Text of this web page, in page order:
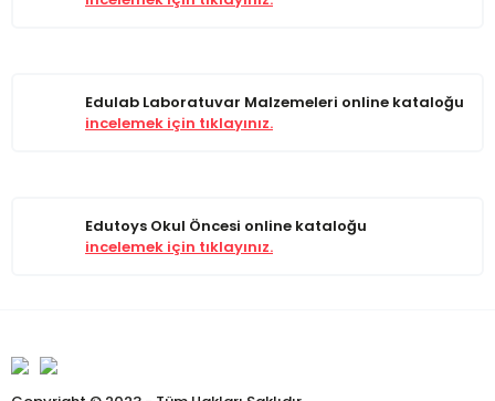
Edulab Laboratuvar Malzemeleri online kataloğu
incelemek için tıklayınız.
Edutoys Okul Öncesi online kataloğu
incelemek için tıklayınız.